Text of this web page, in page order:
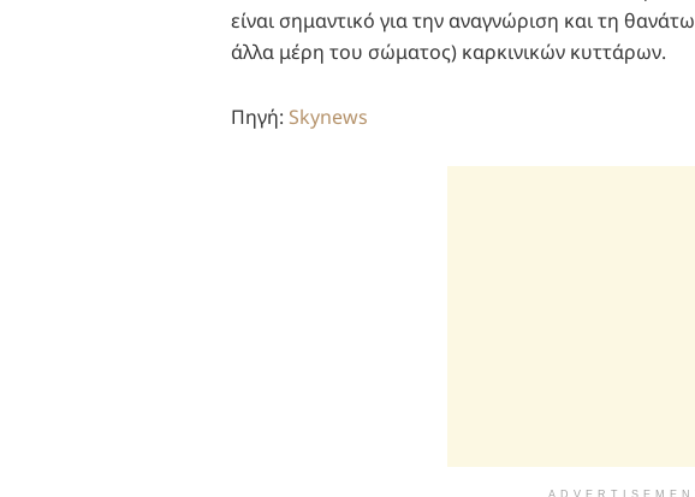
είναι σημαντικό για την αναγνώριση και τη
άλλα μέρη του σώματος) καρκινικών κυττάρων.
Πηγή: Skynews